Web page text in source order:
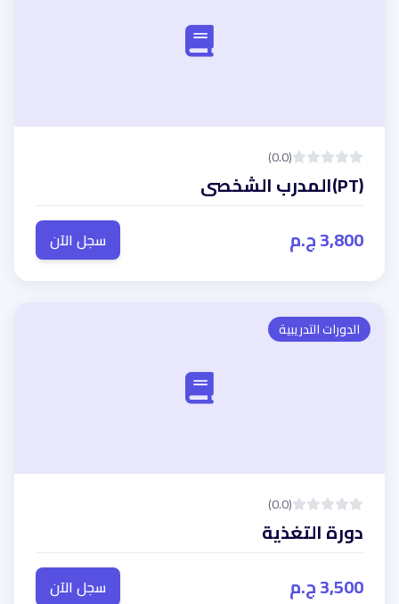
(0.0)
(PT)المدرب الشخصى
3,800 ج.م
سجل الآن
الدورات التدريبية
(0.0)
دورة التغذية
3,500 ج.م
سجل الآن